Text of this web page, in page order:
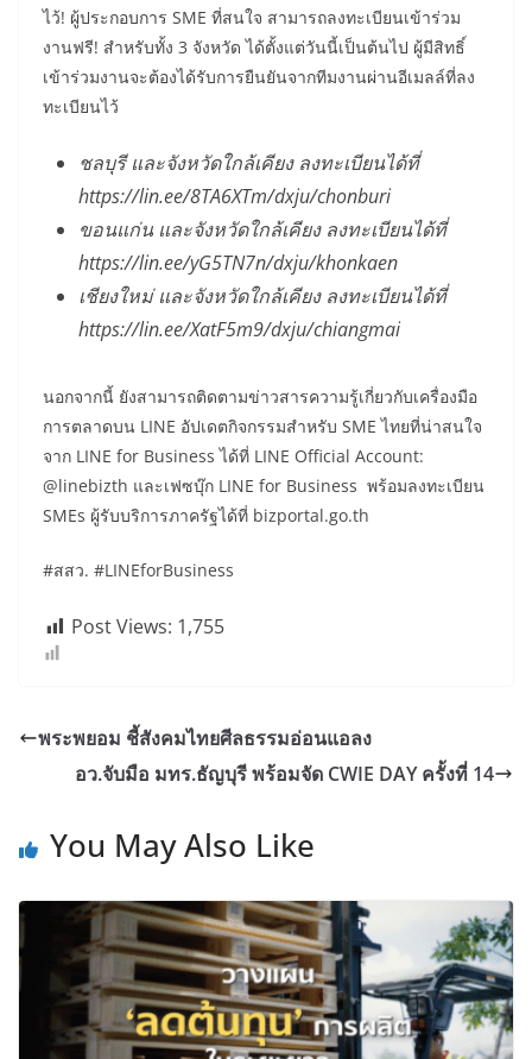
ไว้! ผู้ประกอบการ SME ที่สนใจ สามารถลงทะเบียนเข้าร่วม
งานฟรี! สำหรับทั้ง 3 จังหวัด ได้ตั้งแต่วันนี้เป็นต้นไป ผู้มีสิทธิ์
เข้าร่วมงานจะต้องได้รับการยืนยันจากทีมงานผ่านอีเมลล์ที่ลง
ทะเบียนไว้
ชลบุรี และจังหวัดใกล้เคียง ลงทะเบียนได้ที่
https://lin.ee/8TA6XTm/dxju/chonburi
ขอนแก่น และจังหวัดใกล้เคียง ลงทะเบียนได้ที่
https://lin.ee/yG5TN7n/dxju/khonkaen
เชียงใหม่ และจังหวัดใกล้เคียง ลงทะเบียนได้ที่
https://lin.ee/XatF5m9/dxju/chiangmai
นอกจากนี้ ยังสามารถติดตามข่าวสารความรู้เกี่ยวกับเครื่องมือ
การตลาดบน LINE อัปเดตกิจกรรมสำหรับ SME ไทยที่น่าสนใจ
จาก LINE for Business ได้ที่ LINE Official Account:
@linebizth และเฟซบุ๊ก LINE for Business พร้อมลงทะเบียน
SMEs ผู้รับบริการภาครัฐได้ที่ bizportal.go.th
#สสว. #LINEforBusiness
Post Views: 1,755
พระพยอม ชี้สังคมไทยศีลธรรมอ่อนแอลง
อว.จับมือ มทร.ธัญบุรี พร้อมจัด CWIE DAY ครั้งที่ 14
You May Also Like